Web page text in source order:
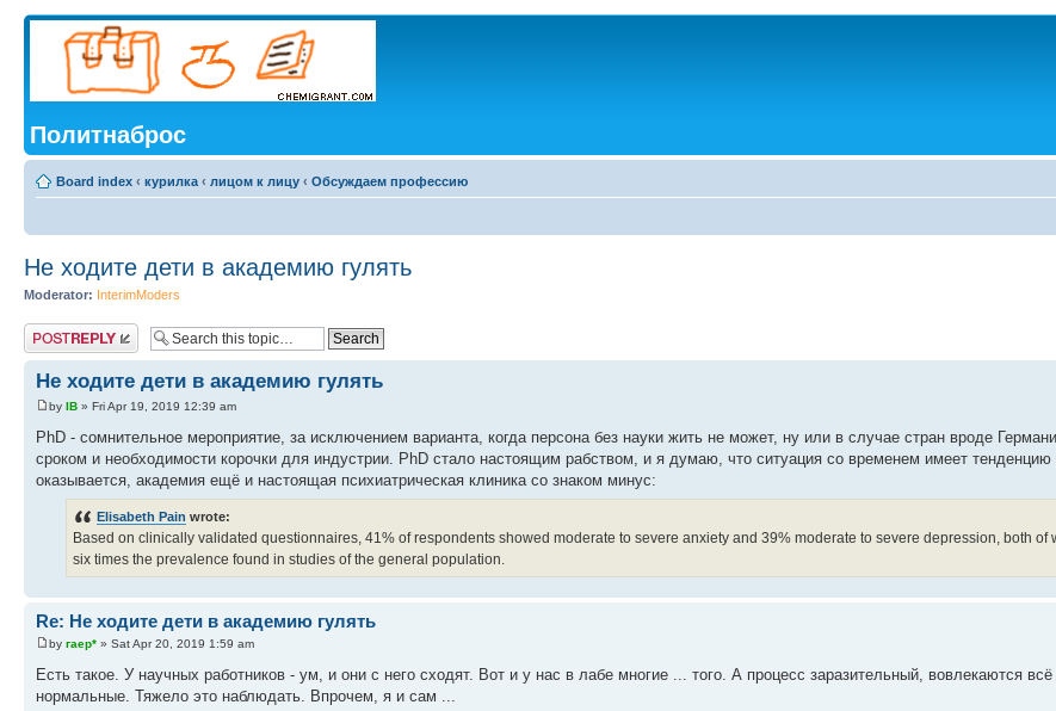
Политнаброс
Board index ‹ курилка ‹ лицом к лицу ‹ Обсуждаем профессию
Не ходите дети в академию гулять
Moderator: InterimModers
Post a reply
Не ходите дети в академию гулять
by IB » Fri Apr 19, 2019 12:39 am
PhD - сомнительное мероприятие, за исключением варианта, когда персона без науки жить не может, ну или в случае стран вроде
сроком и необходимости корочки для индустрии. PhD стало настоящим рабством, и я думаю, что ситуация со временем имеет
оказывается, академия ещё и настоящая психиатрическая клиника со знаком минус:
Elisabeth Pain wrote:
Based on clinically validated questionnaires, 41% of respondents showed moderate to severe anxiety and 39% moderate to severe depression, both of
six times the prevalence found in studies of the general population.
Re: Не ходите дети в академию гулять
by гаер* » Sat Apr 20, 2019 1:59 am
Есть такое. У научных работников - ум, и они с него сходят. Вот и у нас в лабе многие ... того. А процесс заразительный, вовлекаются
нормальные. Тяжело это наблюдать. Впрочем, я и сам ...